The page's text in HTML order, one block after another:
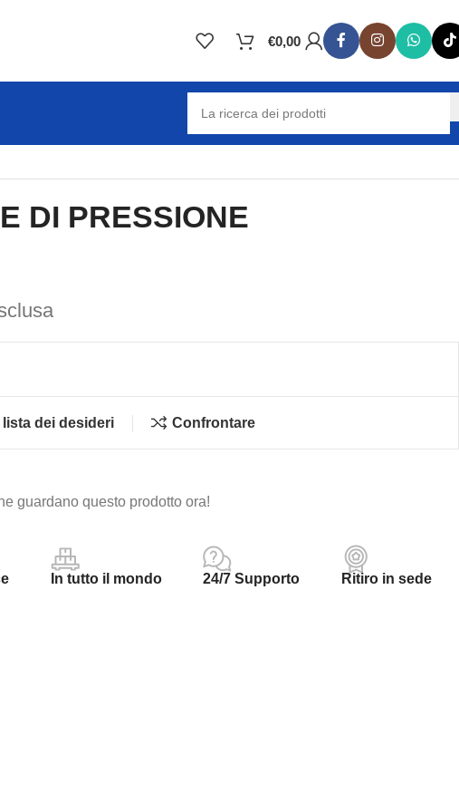
€0,00
DI PRESSIONE
dei desideri Confrontare
guardano questo prodotto ora!
In tutto il mondo 24/7 Supporto Ritiro in sede